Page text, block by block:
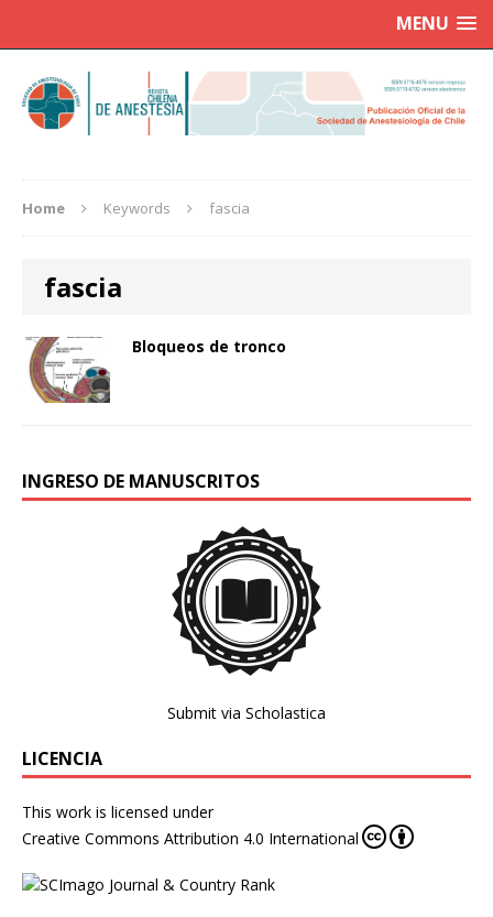
MENU
Home Keywords fascia
fascia
Bloqueos de tronco
INGRESO DE MANUSCRITOS
Submit via Scholastica
LICENCIA
This work is licensed under
Creative Commons Attribution 4.0 International